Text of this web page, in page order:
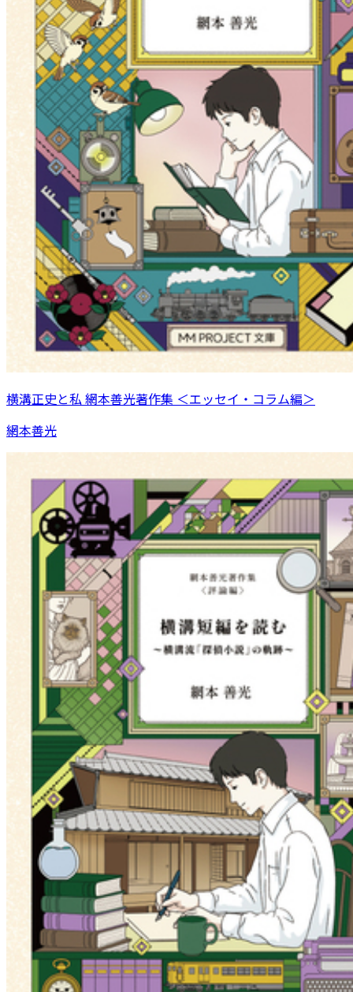
横溝正史と私 網本善光著作集 ＜エッセイ・コラム編＞
網本善光